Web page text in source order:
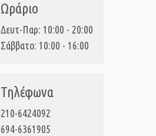
Ωράριο
Δευτ-Παρ: 10:00 - 20:00
Σάββατο: 10:00 - 16:00
Τηλέφωνα
210-6424092
694-6361905